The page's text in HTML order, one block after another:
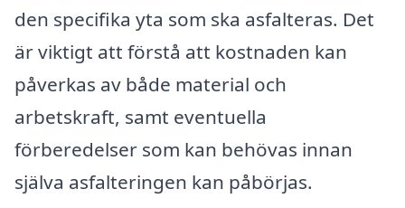
den specifika yta som ska asfalteras. Det
är viktigt att förstå att kostnaden kan
påverkas av både material och
arbetskraft, samt eventuella
förberedelser som kan behövas innan
själva asfalteringen kan påbörjas.